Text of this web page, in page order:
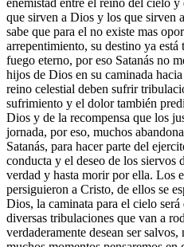
enemistad entre el reino del cielo
que sirven a Dios y los que sirven
sabe que para el no existe mas
arrepentimiento, su destino ya
fuego eterno, por eso Satanás no
hijos de Dios en su caminada
reino celestial deben sufrir
sufrimiento y el dolor también
Dios y de la recompensa que los
jornada, por eso, muchos
Satanás, para hacer parte del
conducta y el deseo de los siervos
verdad y hasta morir por ella. Los
persiguieron a Cristo, de ellos se
Dios, la caminata para el cielo
diversas tribulaciones que van a
verdaderamente desean ser